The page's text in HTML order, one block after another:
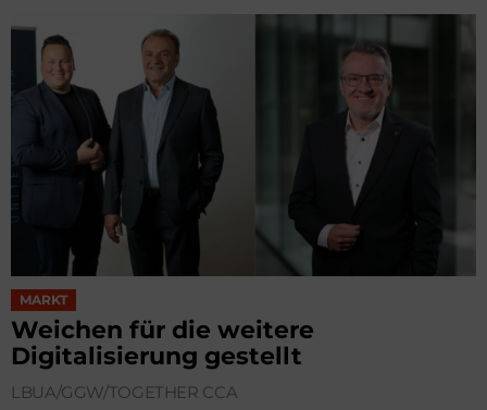
MARKT
Weichen für die weitere
Digitalisierung gestellt
LBUA/GGW/TOGETHER CCA